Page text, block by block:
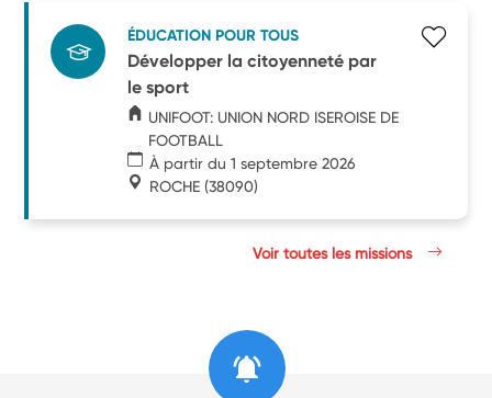
ÉDUCATION POUR TOUS
Développer la citoyenneté par
le sport
UNIFOOT: UNION NORD ISEROISE DE
FOOTBALL
À partir du 1 septembre 2026
ROCHE (38090)
Voir toutes les missions